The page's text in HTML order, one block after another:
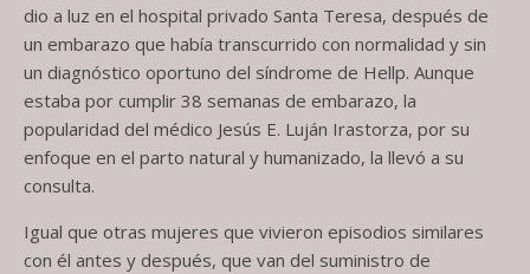
dio a luz en el hospital privado Santa Teresa, después de
un embarazo que había transcurrido con normalidad y sin
un diagnóstico oportuno del síndrome de Hellp. Aunque
estaba por cumplir 38 semanas de embarazo, la
popularidad del médico Jesús E. Luján Irastorza, por su
enfoque en el parto natural y humanizado, la llevó a su
consulta.
Igual que otras mujeres que vivieron episodios similares
con él antes y después, que van del suministro de